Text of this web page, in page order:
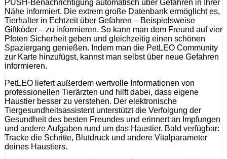
PUSH-Benachrichtigung automatisch über Gefahren in Ihrer
Nähe informiert. Die extrem große Datenbank ermöglicht es,
Tierhalter in Echtzeit über Gefahren – Beispielsweise
Giftköder – zu informieren. So kann man dem Freund auf vier
Pfoten Sicherheit geben und gleichzeitig einen schönen
Spaziergang genießen. Indem man die PetLEO Community
zur Karte hinzufügst, kannst man selbst über neue Gefahren
informieren.
PetLEO liefert außerdem wertvolle Informationen von
professionellen Tierärzten und hilft dabei, dass eigene
Haustier besser zu verstehen. Der elektronische
Tiergesundheitsassistent unterstützt die Verfolgung der
Gesundheit des besten Freundes und erinnert an Impfungen
und andere Aufgaben rund um das Haustier. Bald verfügbar:
Tracke die Schritte, Blutdruck und andere Vitalparameter
deines Haustiers.